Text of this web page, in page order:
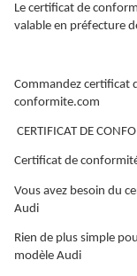
Le certificat de
valable en préfecture
Commandez
conformite.com
CERTIFICAT DE
Certificat de
Vous avez besoin du
Audi
Rien de plus simple
modèle Audi